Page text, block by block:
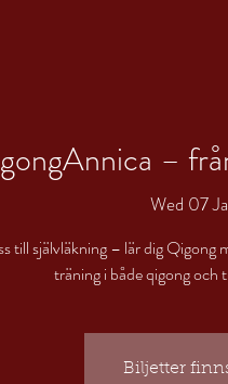
–
Wed 07
till självläkning – lär dig
Biljetter